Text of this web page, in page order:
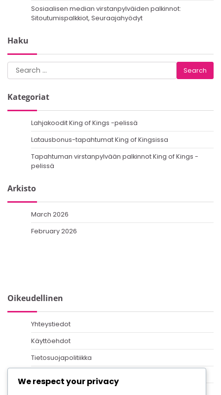
Sosiaalisen median virstanpylväiden palkinnot:
Sitoutumispalkkiot, Seuraajahyödyt
Haku
Search
for:
Kategoriat
Lahjakoodit King of Kings -pelissä
Latausbonus-tapahtumat King of Kingsissa
Tapahtuman virstanpylvään palkinnot King of Kings -
pelissä
Arkisto
March 2026
February 2026
Oikeudellinen
Yhteystiedot
Käyttöehdot
Tietosuojapolitiikka
We respect your privacy